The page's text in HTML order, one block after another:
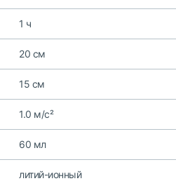
1 ч
20 см
15 см
1.0 м/с²
60 мл
литий-ионный